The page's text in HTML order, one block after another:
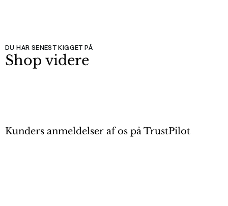
DU HAR SENEST KIGGET PÅ
Shop videre
Kunders anmeldelser af os på TrustPilot